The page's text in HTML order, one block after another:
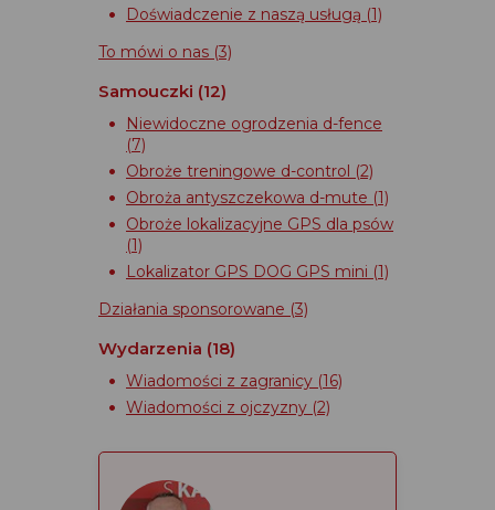
Doświadczenie z naszą usługą (1)
To mówi o nas (3)
Samouczki (12)
Niewidoczne ogrodzenia d-fence
(7)
Obroże treningowe d-control (2)
Obroża antyszczekowa d-mute (1)
Obroże lokalizacyjne GPS dla psów
(1)
Lokalizator GPS DOG GPS mini (1)
Działania sponsorowane (3)
Wydarzenia (18)
Wiadomości z zagranicy (16)
Wiadomości z ojczyzny (2)